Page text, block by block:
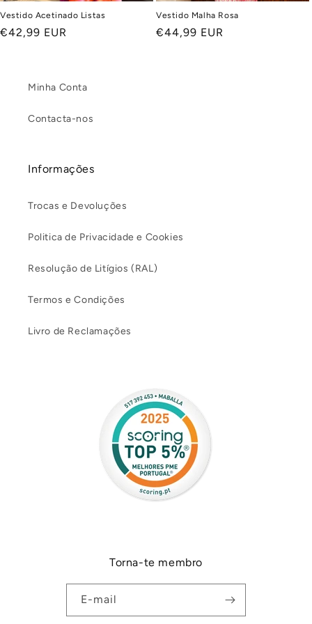
Vestido Acetinado Listas
Preço
€42,99 EUR
Vestido Malha Rosa
Preço
€44,99 EUR
Minha Conta
Contacta-nos
Informações
Trocas e Devoluções
Politica de Privacidade e Cookies
Resolução de Litígios (RAL)
Termos e Condições
Livro de Reclamações
Torna-te membro
E-mail